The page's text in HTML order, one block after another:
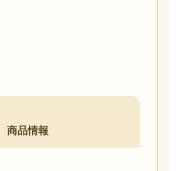
商品情報